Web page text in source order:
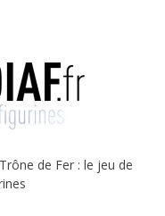
de Fer : le jeu de